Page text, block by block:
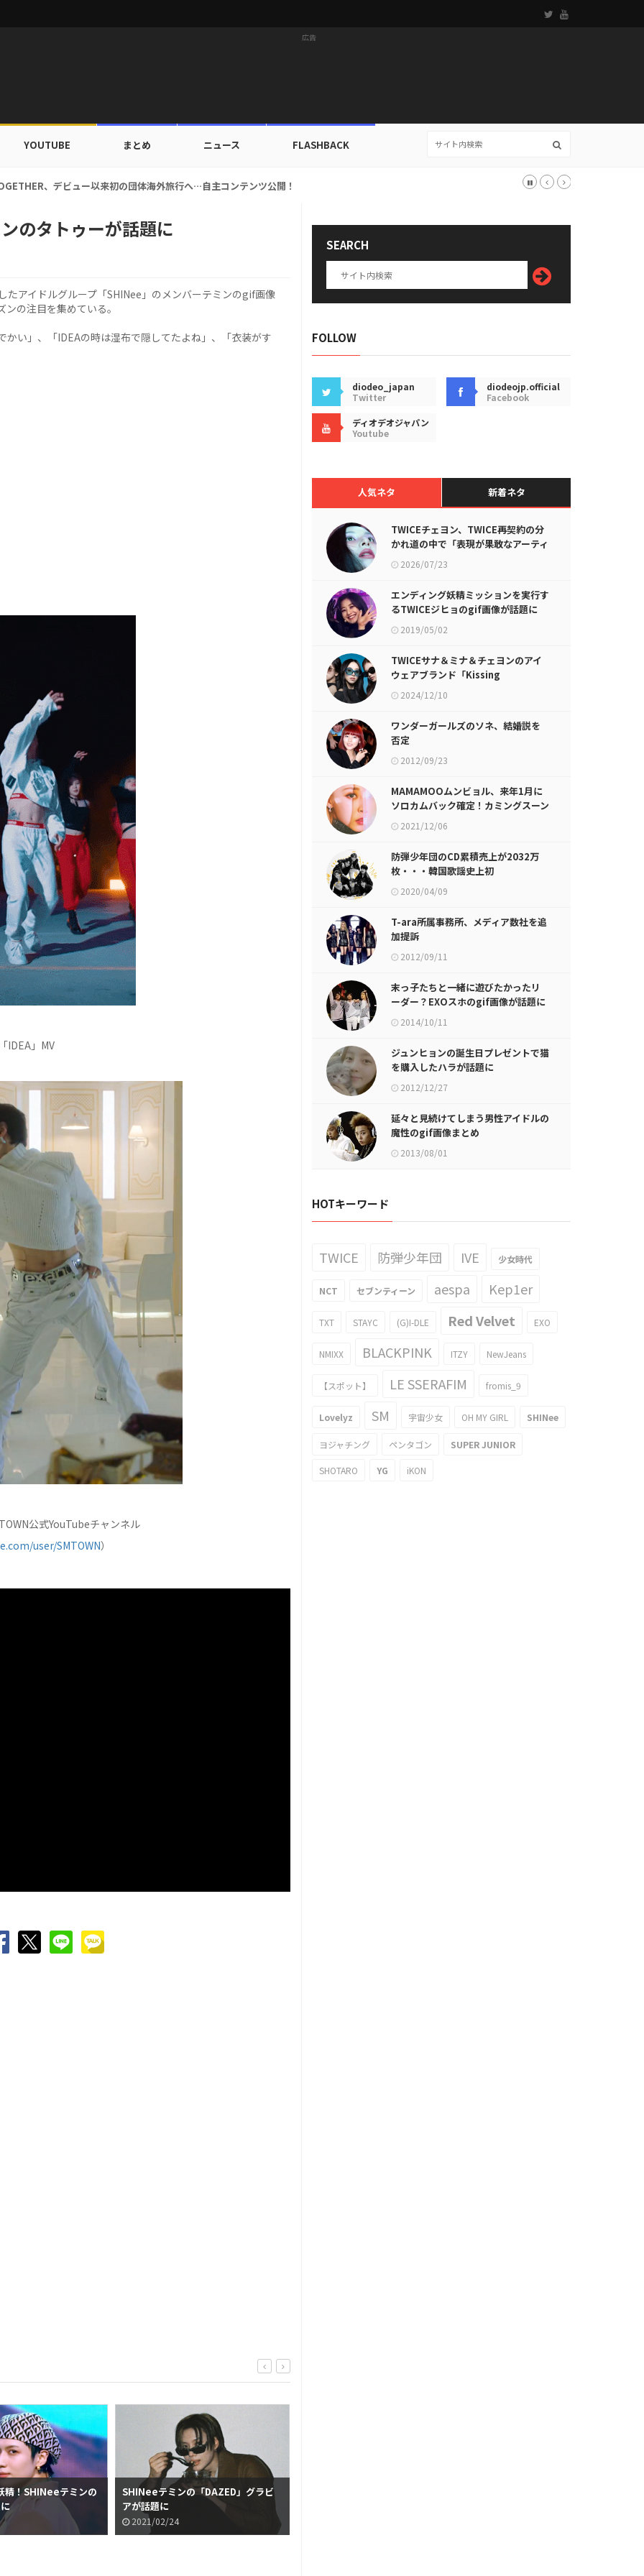
広告
YOUTUBE まとめ ニュース FLASHBACK
、デビュー以来初の団体海外旅行へ…自主コンテンツ公開！
のタトゥーが話題に
アイドルグループ「SHINee」のメンバーテミンのgif画像
の注目を集めている。
い」、「IDEAの時は湿布で隠してたよね」、「衣装がす
IDEA」MV
公式YouTubeチャンネル
user/SMTOWN）
精！SHINeeテミンの
SHINeeテミンの「DAZED」グラビ
アが話題に
2021/02/24
SEARCH
FOLLOW
diodeo_japan
Twitter
diodeojp.official
Facebook
ディオデオジャパン
Youtube
人気ネタ 新着ネタ
TWICEチェヨン、TWICE再契約の分
かれ道の中で「表現が果敢なアーティ
ストとして生き残りたい」
2026/07/23
エンディング妖精ミッションを実行す
るTWICEジヒョのgif画像が話題に
2019/05/02
TWICEサナ＆ミナ＆チェヨンのアイ
ウェアブランド「Kissing
Heart」、10日から事前予約開始
2024/12/10
ワンダーガールズのソネ、結婚説を
否定
2012/09/23
MAMAMOOムンビョル、来年1月に
ソロカムバック確定！カミングスーン
ポスター公開
2021/12/06
防弾少年団のCD累積売上が2032万
枚・・・韓国歌謡史上初
2020/04/09
T-ara所属事務所、メディア数社を追
加提訴
2012/09/11
末っ子たちと一緒に遊びたかったリ
ーダー？EXOスホのgif画像が話題に
2014/10/11
ジュンヒョンの誕生日プレゼントで猫
を購入したハラが話題に
2012/12/27
延々と見続けてしまう男性アイドルの
魔性のgif画像まとめ
2013/08/01
HOTキーワード
TWICE 防弾少年団 IVE 少女時代
NCT セブンティーン aespa Kep1er
TXT STAYC (G)I-DLE Red Velvet EXO
NMIXX BLACKPINK ITZY NewJeans
【スポット】 LE SSERAFIM fromis_9
Lovelyz SM 宇宙少女 OH MY GIRL SHINee
ヨジャチング ペンタゴン SUPER JUNIOR
SHOTARO YG iKON